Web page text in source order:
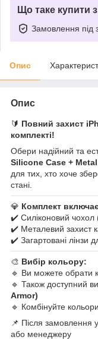
Що таке купити
Замовлення під
Опис
Опис
🔰 Повний захист
комплекті!
Обери надійний та
Silicone Case +
для тих, хто хоче
стані.
💎 Комплект
✔️ Силіконовий чохол
✔️ Металевий захист
✔️ Загартовані лінзи
🎨 Вибір кольору:
🔹 Ви можете обрати
🔹 Також доступний
Armor)
🔹 Комбінуйте
📌 Після замовлення
або менеджеру